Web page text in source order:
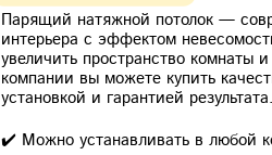
Парящий натяжной потолок —
интерьера с эффектом
увеличить пространство комнаты
компании вы можете купить
установкой и гарантией результата.
✔️ Можно устанавливать в любой